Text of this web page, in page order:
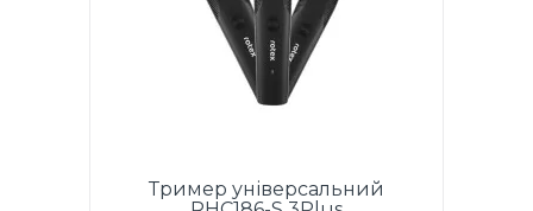
Тример універсальний